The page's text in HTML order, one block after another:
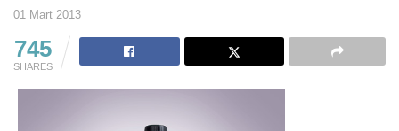
01 Mart 2013
745
SHARES